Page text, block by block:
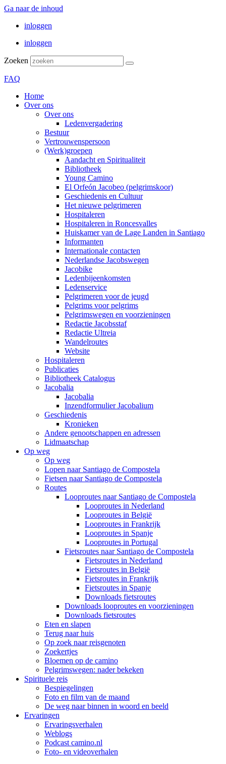
Ga naar de inhoud
inloggen
inloggen
Zoeken
FAQ
Home
Over ons
Over ons
Ledenvergadering
Bestuur
Vertrouwenspersoon
(Werk)groepen
Aandacht en Spiritualiteit
Bibliotheek
Young Camino
El Orfeón Jacobeo (pelgrimskoor)
Geschiedenis en Cultuur
Het nieuwe pelgrimeren
Hospitaleren
Hospitaleren in Roncesvalles
Huiskamer van de Lage Landen in Santiago
Informanten
Internationale contacten
Nederlandse Jacobswegen
Jacobike
Ledenbijeenkomsten
Ledenservice
Pelgrimeren voor de jeugd
Pelgrims voor pelgrims
Pelgrimswegen en voorzieningen
Redactie Jacobsstaf
Redactie Ultreia
Wandelroutes
Website
Hospitaleren
Publicaties
Bibliotheek Catalogus
Jacobalia
Jacobalia
Inzendformulier Jacobalium
Geschiedenis
Kronieken
Andere genootschappen en adressen
Lidmaatschap
Op weg
Op weg
Lopen naar Santiago de Compostela
Fietsen naar Santiago de Compostela
Routes
Looproutes naar Santiago de Compostela
Looproutes in Nederland
Looproutes in België
Looproutes in Frankrijk
Looproutes in Spanje
Looproutes in Portugal
Fietsroutes naar Santiago de Compostela
Fietsroutes in Nederland
Fietsroutes in België
Fietsroutes in Frankrijk
Fietsroutes in Spanje
Downloads fietsroutes
Downloads looproutes en voorzieningen
Downloads fietsroutes
Eten en slapen
Terug naar huis
Op zoek naar reisgenoten
Zoekertjes
Bloemen op de camino
Pelgrimswegen: nader bekeken
Spirituele reis
Bespiegelingen
Foto en film van de maand
De weg naar binnen in woord en beeld
Ervaringen
Ervaringsverhalen
Weblogs
Podcast camino.nl
Foto- en videoverhalen